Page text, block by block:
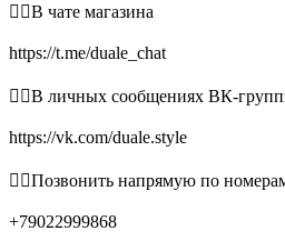
👉🏻В чате магазина
https://t.me/duale_chat
👉🏻В личных сообщениях ВК-
https://vk.com/duale.style
👉🏻Позвонить напрямую по
+79022999868